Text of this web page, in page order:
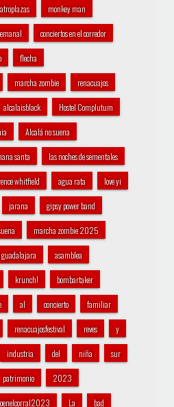
monkey man
conciertos en el corredor
flecha
marcha zombie renacuajos
alcalaisblack Hostel Complutum
Alcalá no suena
santa las noches de sementales
whitfield agua rata love yi
jarana gipsy power band
marcha zombie 2025
asamblea
krunch! bombartaker
al concierto familiar
renacuajosfestival reves y
industria del niña sur
patrimonio 2023
La bad